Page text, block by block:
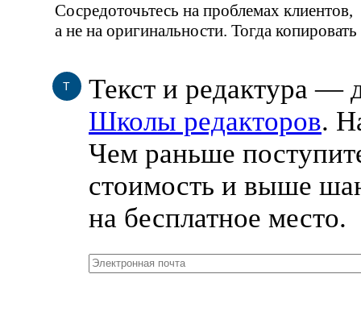
Сосредоточьтесь на проблемах клиентов,
а не на оригинальности. Тогда
Т
Текст и редактура —
Школы редакторов.
Чем раньше
стоимость и выше
на бесплатное место.